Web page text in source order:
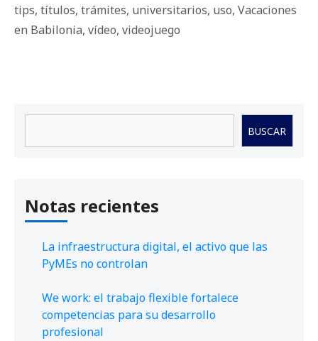
tips, títulos, trámites, universitarios, uso, Vacaciones
en Babilonia, vídeo, videojuego
BUSCAR
Notas recientes
La infraestructura digital, el activo que las
PyMEs no controlan
We work: el trabajo flexible fortalece
competencias para su desarrollo
profesional